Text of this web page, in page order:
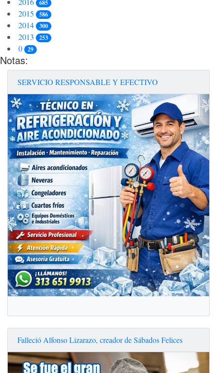
685
2015 586
2014 300
2013 253
0 29
Notas:
SERVICIO RESPONSABLE Y EFECTIVO
Falleció Alfonso Lizarazo, creador de Sábados Felices